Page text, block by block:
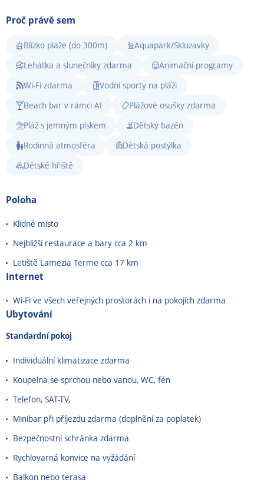
Proč právě sem
Blízko pláže (do 300m)
Aquapark/Skluzavky
Lehátka a slunečníky zdarma
Animační programy
Wi-Fi zdarma
Vodní sporty na pláži
Beach bar v rámci AI
Plážové osušky zdarma
Pláž s jemným pískem
Dětský bazén
Rodinná atmosféra
Dětská postýlka
Dětské hřiště
Poloha
Klidné místo
Nejbližší restaurace a bary cca 2 km
Letiště Lamezia Terme cca 17 km
Internet
Wi-Fi ve všech veřejných prostorách i na pokojích zdarma
Ubytování
Standardní pokoj
Individuální klimatizace zdarma
Koupelna se sprchou nebo vanou, WC, fén
Telefon, SAT-TV,
Minibar při příjezdu zdarma (doplnění za poplatek)
Bezpečnostní schránka zdarma
Rychlovarná konvice na vyžádání
Balkon nebo terasa